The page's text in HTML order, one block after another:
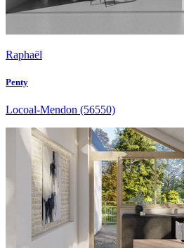
Raphaël
Penty
Locoal-Mendon (56550)